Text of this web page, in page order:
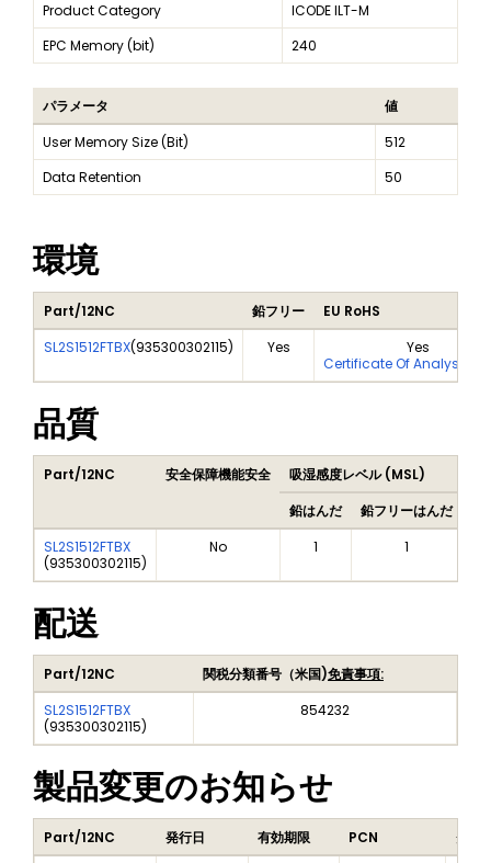
Product Category
ICODE ILT-M
EPC Memory (bit)
240
パラメータ
値
User Memory Size (Bit)
512
Data Retention
50
環境
Part/12NC 鉛フリー
EU RoHS
SL2S1512FTBX(935300302115) Yes
Yes
Certificate Of Analysis
品質
Part/12NC 安全保障機能安全 吸湿感度レベル (MSL)
鉛はんだ
鉛フリーはんだ
SL2S1512FTBX
(935300302115)
No 1 1
配送
Part/12NC 関税分類番号（米国)免責事項:
SL2S1512FTBX
(935300302115)
854232
製品変更のお知らせ
Part/12NC 発行日 有効期限 PCN
タイ